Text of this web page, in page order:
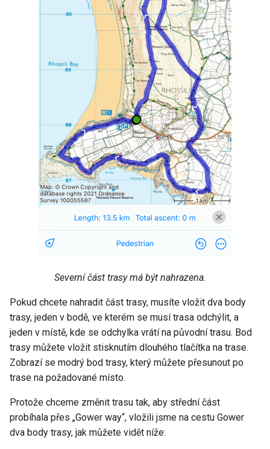
Severní část trasy má být nahrazena.
Pokud chcete nahradit část trasy, musíte vložit dva body
trasy, jeden v bodě, ve kterém se musí trasa odchýlit, a
jeden v místě, kde se odchylka vrátí na původní trasu. Bod
trasy můžete vložit stisknutím dlouhého tlačítka na trase.
Zobrazí se modrý bod trasy, který můžete přesunout po
trase na požadované místo.
Protože chceme změnit trasu tak, aby střední část
probíhala přes „Gower way“, vložili jsme na cestu Gower
dva body trasy, jak můžete vidět níže: